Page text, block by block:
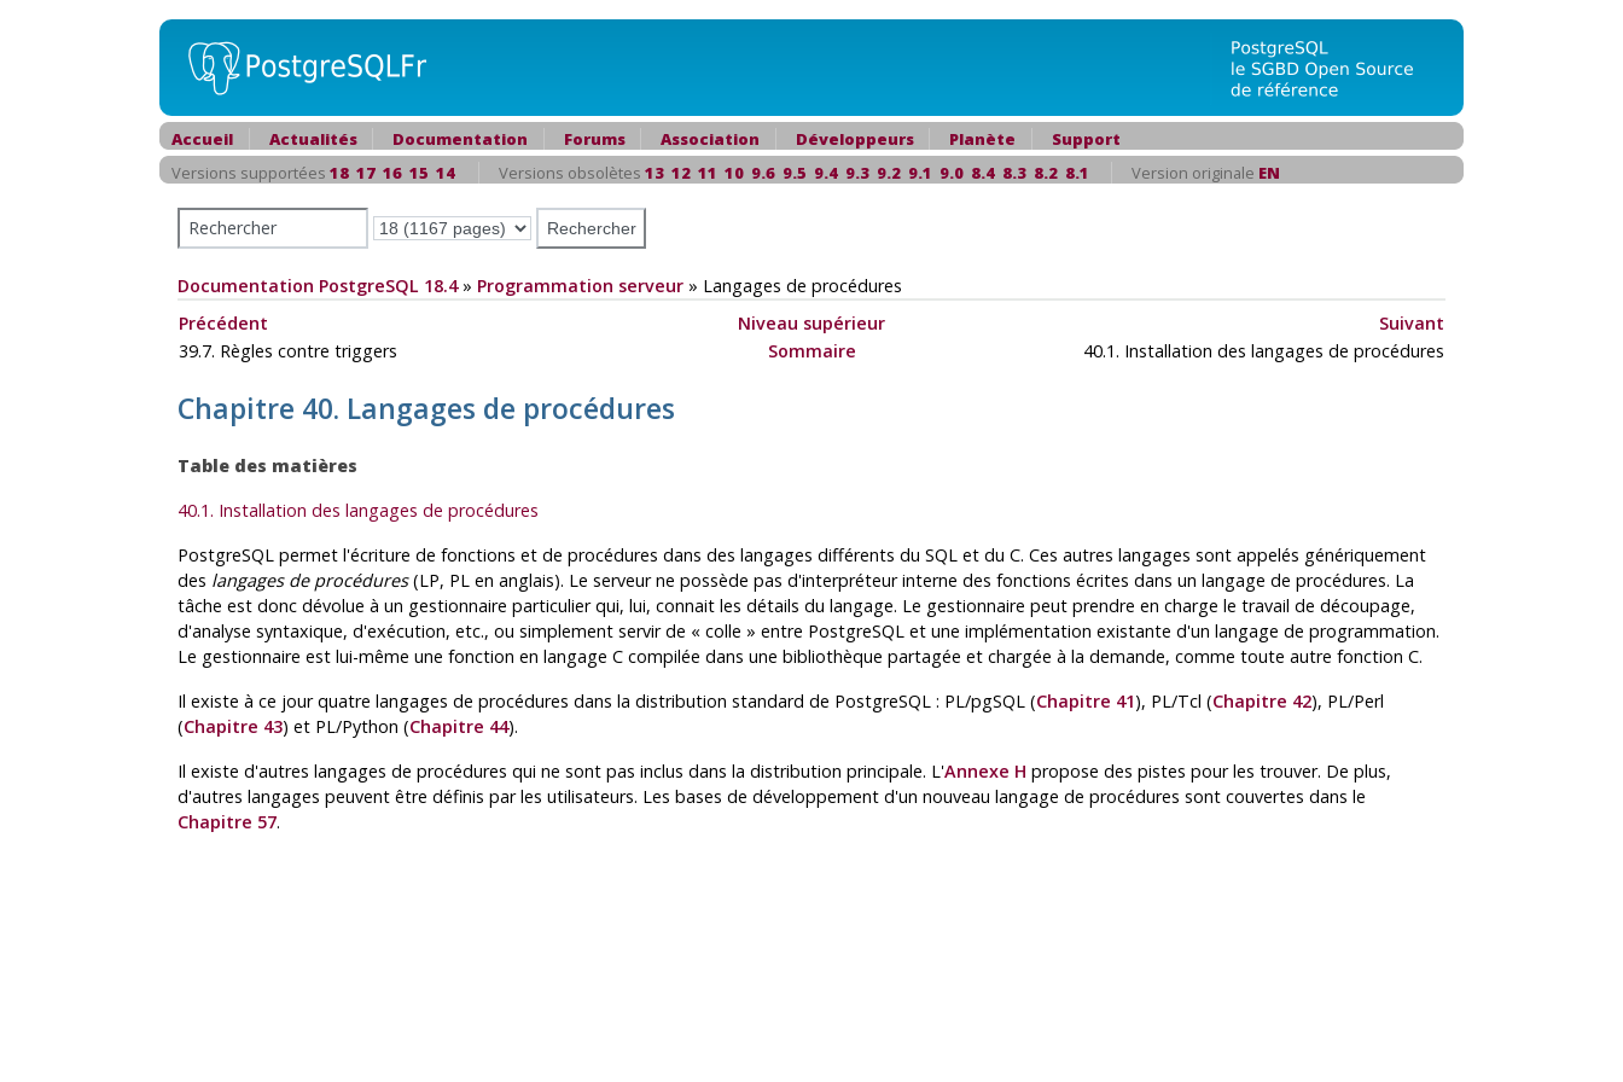
Accueil Actualités Documentation Forums Association Développeurs Planète
Support
Versions supportées 18 17 16 15 14 Versions obsolètes 13 12 11 10 9.6 9.5 9.4 9.3 9.2 9.1 9.0 8.4 8.3 8.2 8.1 Version originale EN
Documentation PostgreSQL 18.4» Programmation serveur » Langages de procédures
Précédent
Niveau supérieur
Suivant
39.7. Règles contre triggers
Sommaire 40.1. Installation des langages de procédures
Chapitre 40. Langages de procédures
Table des matières
40.1. Installation des langages de procédures
PostgreSQL permet l'écriture de fonctions et de procédures dans des langages différents du SQL et du C. Ces autres langages sont appelés génériquement
des langages de procédures(LP, PL en anglais). Le serveur ne possède pas d'interpréteur interne des fonctions écrites dans un langage de procédures. La
tâche est donc dévolue à un gestionnaire particulier qui, lui, connait les détails du langage. Le gestionnaire peut prendre en charge le travail de découpage,
d'analyse syntaxique, d'exécution, etc., ou simplement servir de « colle » entre PostgreSQL et une implémentation existante d'un langage de programmation.
Le gestionnaire est lui-même une fonction en langage C compilée dans une bibliothèque partagée et chargée à la demande, comme toute autre fonction C.
Il existe à ce jour quatre langages de procédures dans la distribution standard de PostgreSQL : PL/pgSQL (Chapitre 41), PL/Tcl (Chapitre 42), PL/Perl
(Chapitre 43) et PL/Python (Chapitre 44).
Il existe d'autres langages de procédures qui ne sont pas inclus dans la distribution principale. L'Annexe H propose des pistes pour les trouver. De plus,
d'autres langages peuvent être définis par les utilisateurs. Les bases de développement d'un nouveau langage de procédures sont couvertes dans le
Chapitre 57.